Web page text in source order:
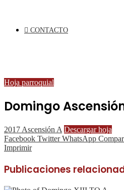
CONTACTO
Hoja parroquial
Domingo
2017 Ascensión A Descargar hoja
Facebook Twitter WhatsApp
Imprimir
Publicaciones